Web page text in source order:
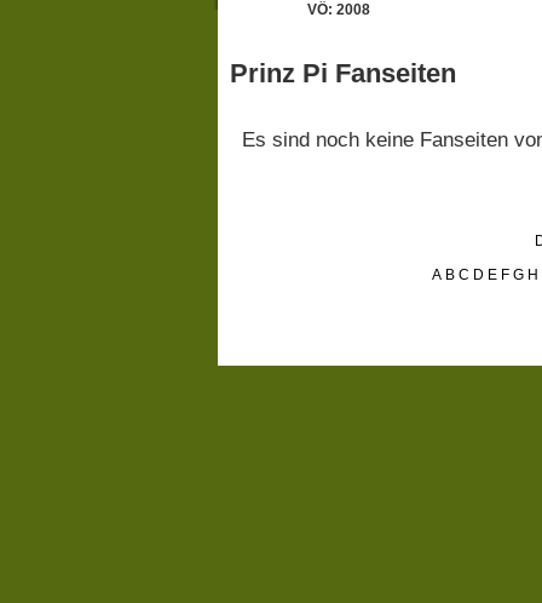
VÖ: 2008
Prinz Pi Fanseiten
Es sind noch keine Fanseiten
A B C D E F G H